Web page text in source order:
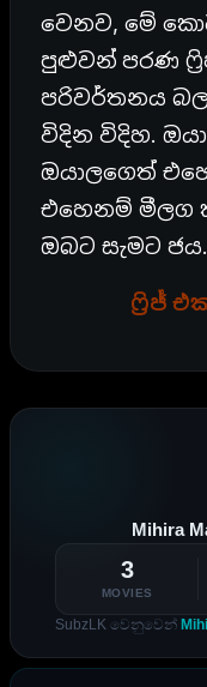
වෙනව, මේ
පුළුවන් පරණ
පරිවර්තනය
විදින විදිහ.
ඔයාලගෙත්
එහෙනම් මීලග
ඔබට සැමට
ෆ්‍රිජ්
Mihira
3
MOVIES
SubzLK වෙනුවෙන්